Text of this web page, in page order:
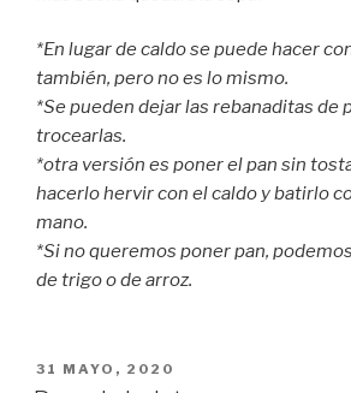
*En lugar de caldo se puede hacer
también, pero no es lo mismo.
*Se pueden dejar las rebanaditas de
trocearlas.
*otra versión es poner el pan sin
hacerlo hervir con el caldo y batirlo
mano.
*Si no queremos poner pan,
de trigo o de arroz.
PUBLICADO
31 MAYO, 2020